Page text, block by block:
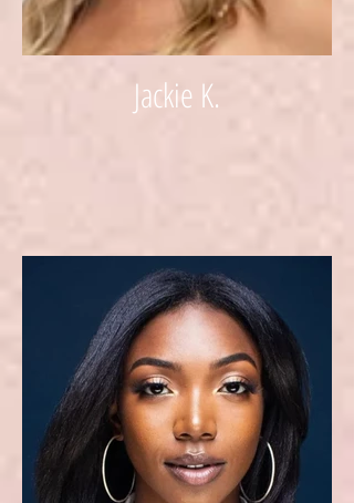
Jackie K.